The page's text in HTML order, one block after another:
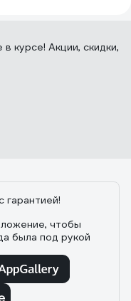
в курсе! Акции, скидки,
гарантией!
чтобы
была под рукой